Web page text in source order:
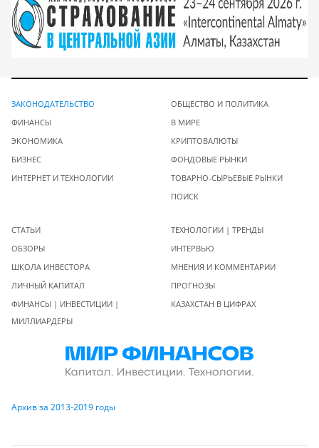
ЗАКОНОДАТЕЛЬСТВО
ФИНАНСЫ
ЭКОНОМИКА
БИЗНЕС
ИНТЕРНЕТ И ТЕХНОЛОГИИ
ОБЩЕСТВО И ПОЛИТИКА
В МИРЕ
КРИПТОВАЛЮТЫ
ФОНДОВЫЕ РЫНКИ
ТОВАРНО-СЫРЬЕВЫЕ РЫНКИ
ПОИСК
СТАТЬИ
ОБЗОРЫ
ШКОЛА ИНВЕСТОРА
ЛИЧНЫЙ КАПИТАЛ
ФИНАНСЫ | ИНВЕСТИЦИИ |
МИЛЛИАРДЕРЫ
ТЕХНОЛОГИИ | ТРЕНДЫ
ИНТЕРВЬЮ
МНЕНИЯ И КОММЕНТАРИИ
ПРОГНОЗЫ
КАЗАХСТАН В ЦИФРАХ
Архив за 2013-2019 годы